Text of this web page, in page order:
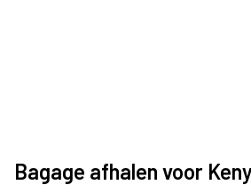
Bagage afhalen voor